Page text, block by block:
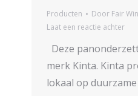
Producten Door Fair
Laat een reactie achter
Deze
merk Kinta. Kinta
lokaal op